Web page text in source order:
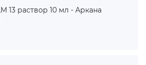
13 раствор 10 мл - Аркана